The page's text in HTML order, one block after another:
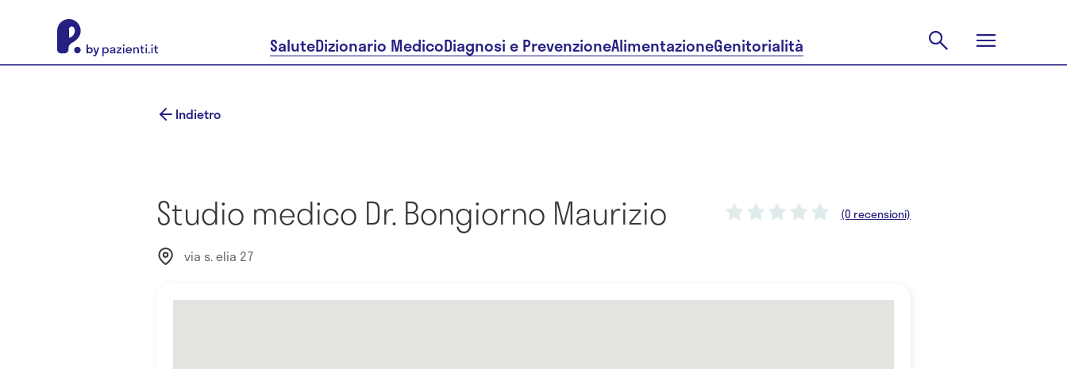
SaluteDizionario MedicoDiagnosi e PrevenzioneAlimentazioneGenitorialità
Indietro
Studio medico Dr. Bongiorno Maurizio (0 recensioni)
via s. elia 27